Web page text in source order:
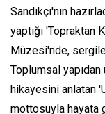
Sandıkçı'nın
yaptığı 'Topraktan
Müzesi'nde,
Toplumsal
hikayesini anlatan
mottosuyla hayata